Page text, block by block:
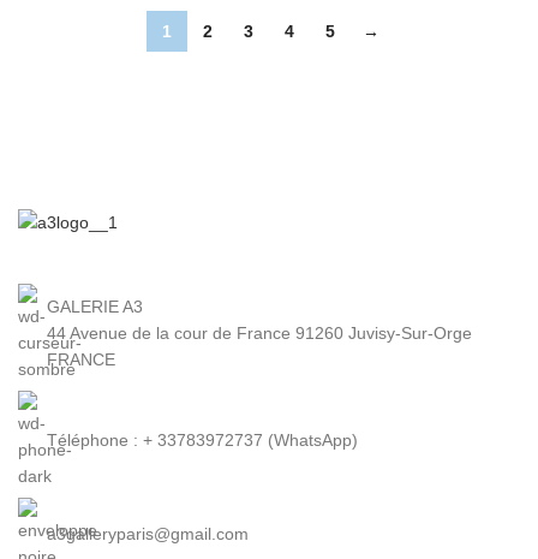
1 2 3 4 5 →
GALERIE A3
44 Avenue de la cour de France 91260 Juvisy-Sur-Orge
FRANCE
Téléphone : + 33783972737 (WhatsApp)
a3galleryparis@gmail.com